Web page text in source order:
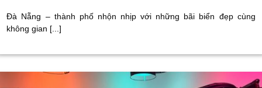
Đà Nẵng – thành phố nhộn nhịp với những bãi biển đẹp cùng
không gian [...]